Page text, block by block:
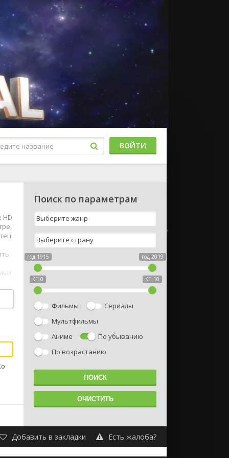
ВОЙТИ
HD
Поиск по параметрам
год 1915 год 2019
КП 0 КП 10
Фильмы
Сериалы
Мультфильмы
Аниме
По убыванию
По возрастанию
Добавить в закладки Есть жалоба?